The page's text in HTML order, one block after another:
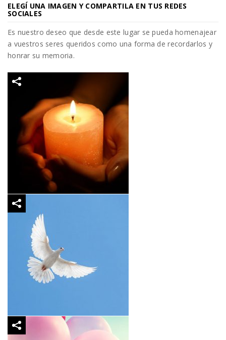
ELEGÍ UNA IMAGEN Y COMPARTILA EN TUS REDES
SOCIALES
Es nuestro deseo que desde este lugar se pueda homenajear
a vuestros seres queridos como una forma de recordarlos y
honrar su memoria.